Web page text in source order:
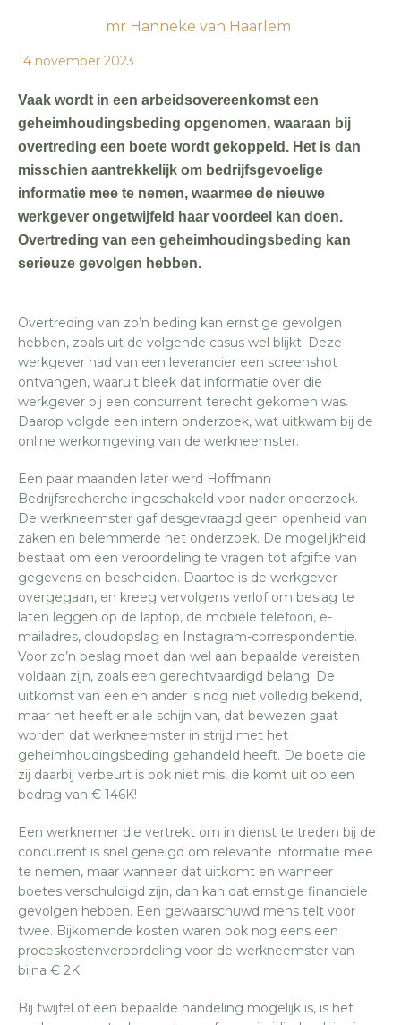
mr Hanneke van Haarlem
14 november 2023
Vaak wordt in een arbeidsovereenkomst een
geheimhoudingsbeding opgenomen, waaraan bij
overtreding een boete wordt gekoppeld. Het is dan
misschien aantrekkelijk om bedrijfsgevoelige
informatie mee te nemen, waarmee de nieuwe
werkgever ongetwijfeld haar voordeel kan doen.
Overtreding van een geheimhoudingsbeding kan
serieuze gevolgen hebben.
Overtreding van zo’n beding kan ernstige gevolgen
hebben, zoals uit de volgende casus wel blijkt. Deze
werkgever had van een leverancier een screenshot
ontvangen, waaruit bleek dat informatie over die
werkgever bij een concurrent terecht gekomen was.
Daarop volgde een intern onderzoek, wat uitkwam bij de
online werkomgeving van de werkneemster.
Een paar maanden later werd Hoffmann
Bedrijfsrecherche ingeschakeld voor nader onderzoek.
De werkneemster gaf desgevraagd geen openheid van
zaken en belemmerde het onderzoek. De mogelijkheid
bestaat om een veroordeling te vragen tot afgifte van
gegevens en bescheiden. Daartoe is de werkgever
overgegaan, en kreeg vervolgens verlof om beslag te
laten leggen op de laptop, de mobiele telefoon, e-
mailadres, cloudopslag en Instagram-correspondentie.
Voor zo’n beslag moet dan wel aan bepaalde vereisten
voldaan zijn, zoals een gerechtvaardigd belang. De
uitkomst van een en ander is nog niet volledig bekend,
maar het heeft er alle schijn van, dat bewezen gaat
worden dat werkneemster in strijd met het
geheimhoudingsbeding gehandeld heeft. De boete die
zij daarbij verbeurt is ook niet mis, die komt uit op een
bedrag van € 146K!
Een werknemer die vertrekt om in dienst te treden bij de
concurrent is snel geneigd om relevante informatie mee
te nemen, maar wanneer dat uitkomt en wanneer
boetes verschuldigd zijn, dan kan dat ernstige financiële
gevolgen hebben. Een gewaarschuwd mens telt voor
twee. Bijkomende kosten waren ook nog eens een
proceskostenveroordeling voor de werkneemster van
bijna € 2K.
Bij twijfel of een bepaalde handeling mogelijk is, is het